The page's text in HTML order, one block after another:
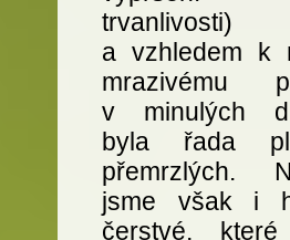
trvanlivosti)
a vzhledem k
mrazivému
v minulých
byla řada
přemrzlých.
jsme však i
čerstvé,